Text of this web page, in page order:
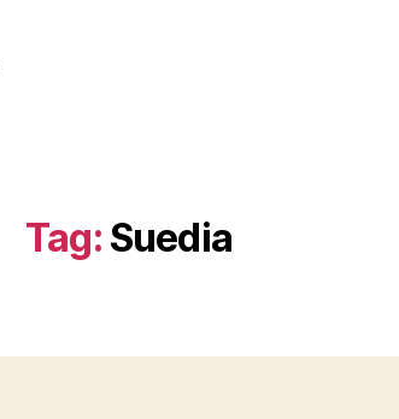
Tag: Suedia